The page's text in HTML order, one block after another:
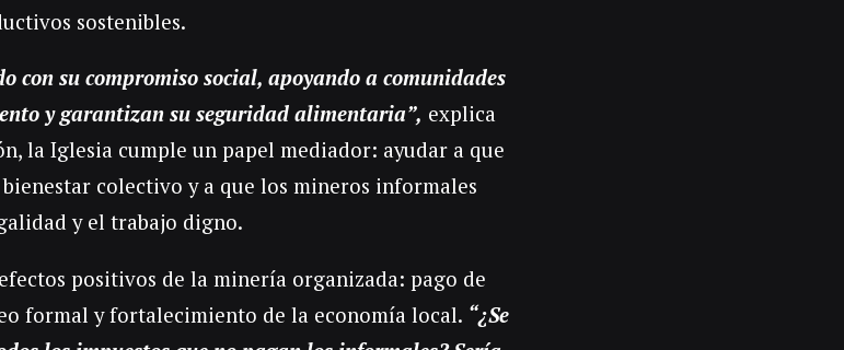
sostenibles.
con su compromiso social, apoyando a comunidades
y garantizan su seguridad alimentaria”, explica
la Iglesia cumple un papel mediador: ayudar a que
colectivo y a que los mineros informales
y el trabajo digno.
positivos de la minería organizada: pago de
formal y fortalecimiento de la economía local. “¿Se